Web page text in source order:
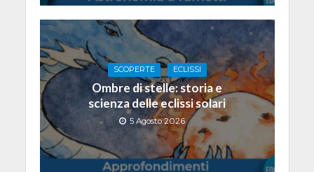
SCOPERTE ECLISSI
Ombre di stelle: storia e
scienza delle eclissi solari
5 Agosto 2026